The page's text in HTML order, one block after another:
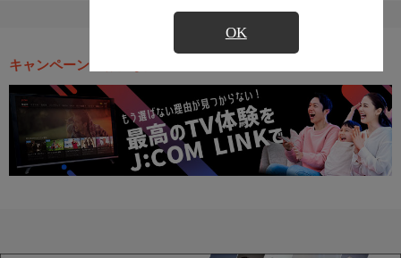
OK
キャンペーン・お得な情報